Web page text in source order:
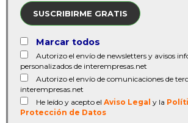
SUSCRIBIRME GRATIS
Marcar todos
Autorizo el envío de newsletters y avisos
personalizados de interempresas.net
Autorizo el envío de comunicaciones de
interempresas.net
He leído y acepto el Aviso Legal y la
Protección de Datos